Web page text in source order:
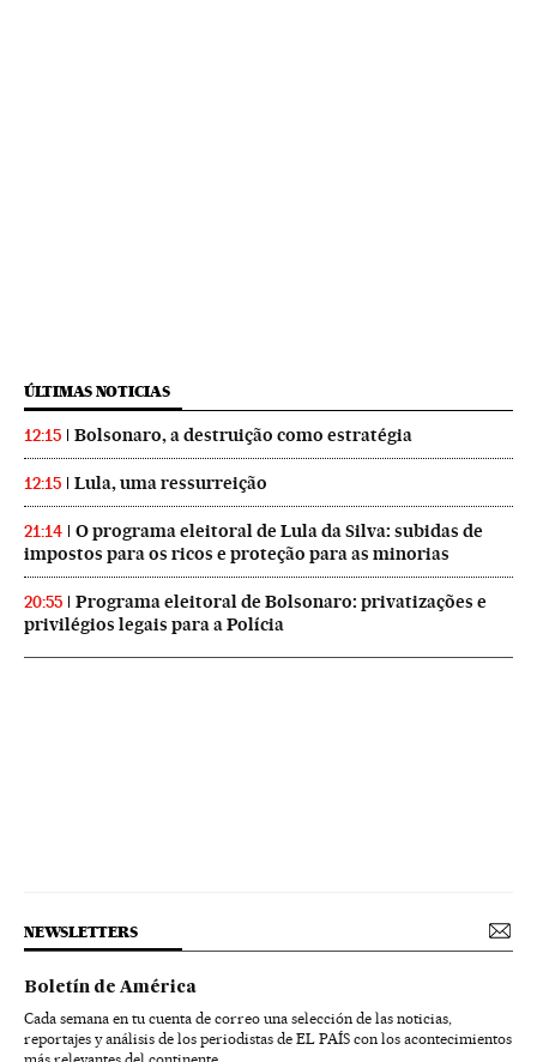
ÚLTIMAS NOTICIAS
12:15 Bolsonaro, a destruição como estratégia
12:15 Lula, uma ressurreição
21:14
O programa eleitoral de Lula da Silva: subidas de
impostos para os ricos e proteção para as minorias
20:55
Programa eleitoral de Bolsonaro: privatizações e
privilégios legais para a Polícia
NEWSLETTERS
Boletín de América
Cada semana en tu cuenta de correo una selección de las noticias,
reportajes y análisis de los periodistas de EL PAÍS con los acontecimientos